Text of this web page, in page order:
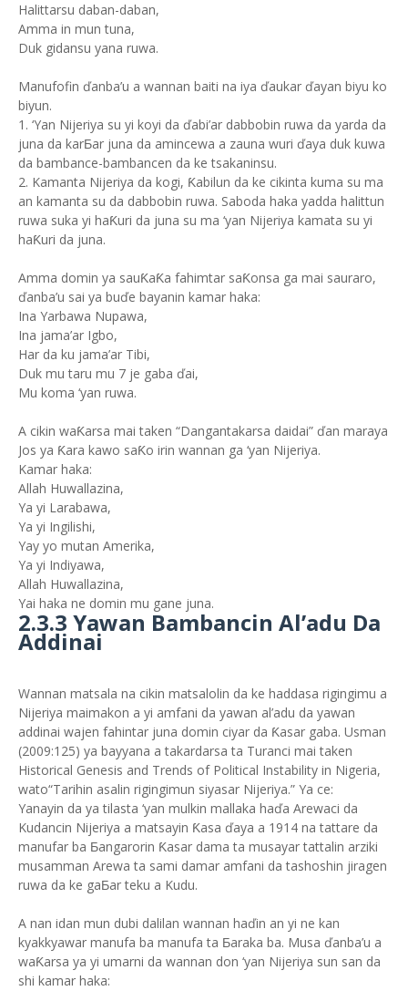
Halittarsu daban-daban,
Amma in mun tuna,
Duk gidansu yana ruwa.
Manufofin ďanba’u a wannan baiti na iya ďaukar ďayan biyu ko
biyun.
1. ‘Yan Nijeriya su yi koyi da ďabi’ar dabbobin ruwa da yarda da
juna da karƂar juna da amincewa a zauna wuri ďaya duk kuwa
da bambance-bambancen da ke tsakaninsu.
2. Kamanta Nijeriya da kogi, Ƙabilun da ke cikinta kuma su ma
an kamanta su da dabbobin ruwa. Saboda haka yadda halittun
ruwa suka yi haƘuri da juna su ma ‘yan Nijeriya kamata su yi
haƘuri da juna.
Amma domin ya sauƘaƘa fahimtar saƘonsa ga mai sauraro,
ďanba’u sai ya buďe bayanin kamar haka:
Ina Yarbawa Nupawa,
Ina jama’ar Igbo,
Har da ku jama’ar Tibi,
Duk mu taru mu 7 je gaba ďai,
Mu koma ‘yan ruwa.
A cikin waƘarsa mai taken “Dangantakarsa daidai” ďan maraya
Jos ya Ƙara kawo saƘo irin wannan ga ‘yan Nijeriya.
Kamar haka:
Allah Huwallazina,
Ya yi Larabawa,
Ya yi Ingilishi,
Yay yo mutan Amerika,
Ya yi Indiyawa,
Allah Huwallazina,
Yai haka ne domin mu gane juna.
2.3.3 Yawan Bambancin Al’adu Da
Addinai
Wannan matsala na cikin matsalolin da ke haddasa rigingimu a
Nijeriya maimakon a yi amfani da yawan al’adu da yawan
addinai wajen fahintar juna domin ciyar da Ƙasar gaba. Usman
(2009:125) ya bayyana a takardarsa ta Turanci mai taken
Historical Genesis and Trends of Political Instability in Nigeria,
wato“Tarihin asalin rigingimun siyasar Nijeriya.” Ya ce:
Yanayin da ya tilasta ‘yan mulkin mallaka haďa Arewaci da
Kudancin Nijeriya a matsayin Ƙasa ďaya a 1914 na tattare da
manufar ba Ƃangarorin Ƙasar dama ta musayar tattalin arziki
musamman Arewa ta sami damar amfani da tashoshin jiragen
ruwa da ke gaƂar teku a Kudu.
A nan idan mun dubi dalilan wannan haďin an yi ne kan
kyakkyawar manufa ba manufa ta Ƃaraka ba. Musa ďanba’u a
waƘarsa ya yi umarni da wannan don ‘yan Nijeriya sun san da
shi kamar haka: